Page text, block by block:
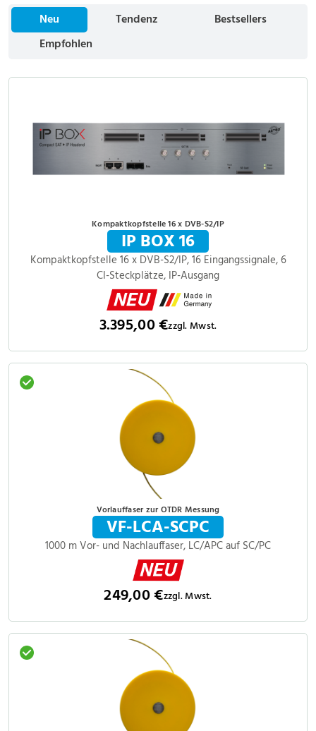
Neu Tendenz
Bestsellers
Empfohlen
Kompaktkopfstelle 16 x DVB-S2/IP
IP BOX 16
Kompaktkopfstelle 16 x DVB-S2/IP, 16 Eingangssignale, 6
CI-Steckplätze, IP-Ausgang
3.395,00 €zzgl. Mwst.
Vorlauffaser zur OTDR Messung
VF-LCA-SCPC
1000 m Vor- und Nachlauffaser, LC/APC auf SC/PC
249,00 €zzgl. Mwst.